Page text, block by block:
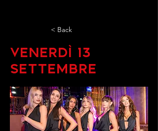
< Back
Venerdì 13
Settembre